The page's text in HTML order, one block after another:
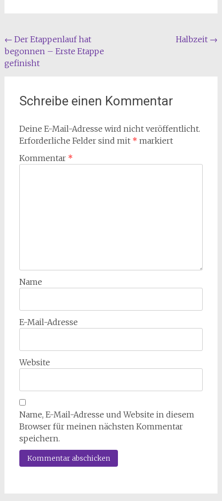
Beitragsnavigation
← Der Etappenlauf hat
begonnen – Erste Etappe
gefinisht
Halbzeit →
Schreibe einen Kommentar
Deine E-Mail-Adresse wird nicht veröffentlicht.
Erforderliche Felder sind mit * markiert
Kommentar *
Name
E-Mail-Adresse
Website
Name, E-Mail-Adresse und Website in diesem
Browser für meinen nächsten Kommentar
speichern.